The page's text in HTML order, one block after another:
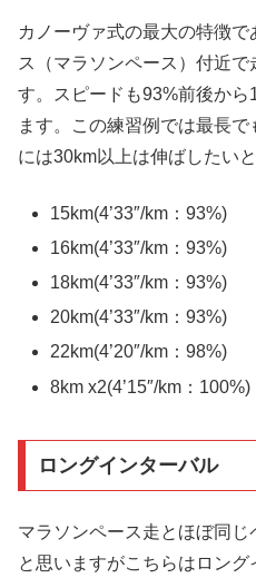
カノーヴァ式の最大の特徴
ス（マラソンペース）付近
す。スピードも93%前後から
ます。この練習例では最長
には30km以上は伸ばしたい
15km(4’33″/km：93%)
16km(4’33″/km：93%)
18km(4’33″/km：93%)
20km(4’33″/km：93%)
22km(4’20″/km：98%)
8km x2(4’15″/km：100%)
ロングインターバル
マラソンペース走とほぼ同
と思いますがこちらはロン